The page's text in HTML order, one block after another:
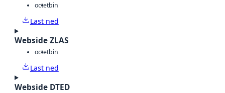
octetbin
Last ned
Webside ZLAS
octetbin
Last ned
Webside DTED